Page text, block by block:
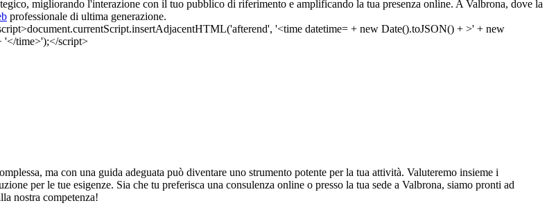
migliorando l'interazione con il tuo pubblico di riferimento e amplificando la tua presenza online. A Valbrona, dove la
professionale di ultima generazione.
ma con una guida adeguata può diventare uno strumento potente per la tua attività. Valuteremo insieme i
per le tue esigenze. Sia che tu preferisca una consulenza online o presso la tua sede a Valbrona, siamo pronti ad
nostra competenza!